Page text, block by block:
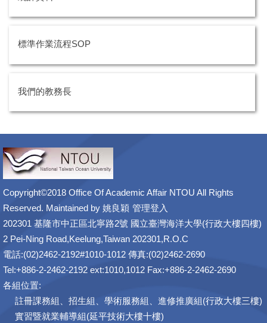
標準作業流程SOP
我們的教務長
Copyright©2018 Office Of Academic Affair NTOU All Rights
Reserved. Maintained by 姚良穎 管理登入
202301 基隆市中正區北寧路2號 國立臺灣海洋大學(行政大樓四樓)
2 Pei-Ning Road,Keelung,Taiwan 202301,R.O.C
電話:(02)2462-2192#1010-1012 傳真:(02)2462-2690
Tel:+886-2-2462-2192 ext:1010,1012 Fax:+886-2-2462-2690
各組位置:
註冊課務組、招生組、學術服務組、進修推廣組(行政大樓三樓)
實習暨就業輔導組(延平技術大樓十樓)